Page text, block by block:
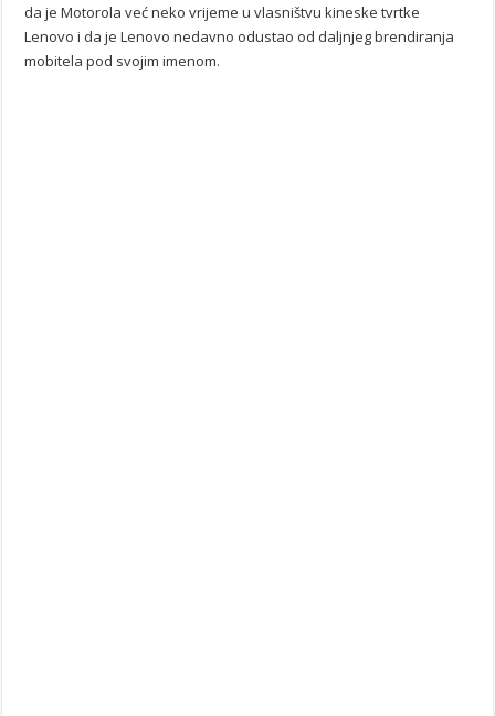
da je Motorola već neko vrijeme u vlasništvu kineske tvrtke
Lenovo i da je Lenovo nedavno odustao od daljnjeg brendiranja
mobitela pod svojim imenom.